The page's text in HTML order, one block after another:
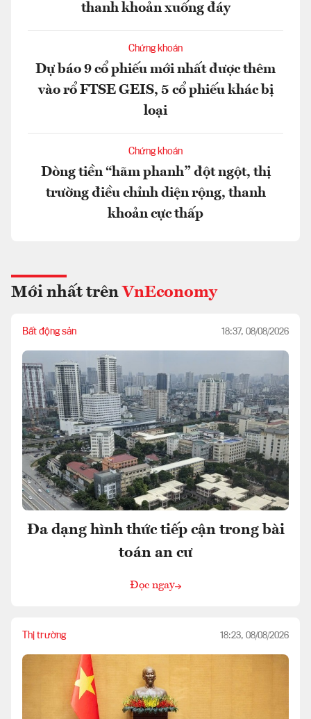
thanh khoản xuống đáy
Chứng khoán
Dự báo 9 cổ phiếu mới nhất được thêm
vào rổ FTSE GEIS, 5 cổ phiếu khác bị
loại
Chứng khoán
Dòng tiền “hãm phanh” đột ngột, thị
trường điều chỉnh diện rộng, thanh
khoản cực thấp
Mới nhất trên VnEconomy
Bất động sản 18:37, 08/08/2026
Đa dạng hình thức tiếp cận trong bài
toán an cư
Đọc ngay
Thị trường 18:23, 08/08/2026